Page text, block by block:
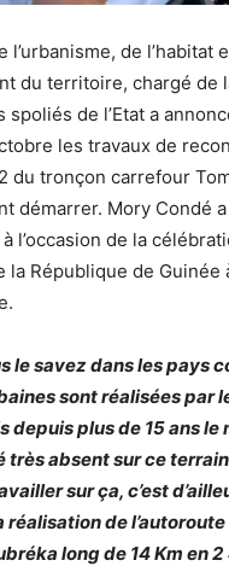
l’urbanisme, de l’habitat
du territoire, chargé de
spoliés de l’Etat a
les travaux de
du tronçon carrefour
démarrer. Mory Condé
l’occasion de la
la République de Guinée
le savez dans les pays
sont réalisées par
depuis plus de 15 ans le
très absent sur ce
sur ça, c’est
réalisation de
long de 14 Km en 2